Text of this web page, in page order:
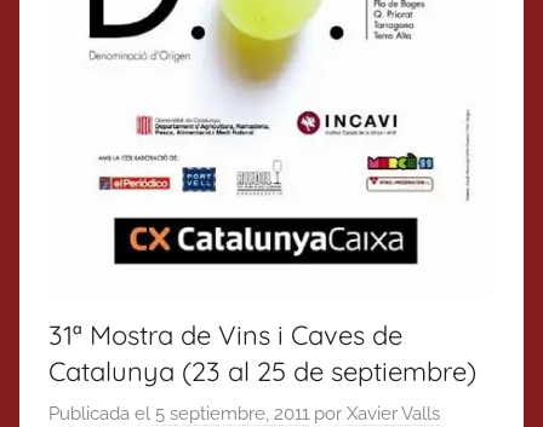
31ª Mostra de Vins i Caves de
Catalunya (23 al 25 de septiembre)
Publicada el 5 septiembre, 2011 por Xavier Valls